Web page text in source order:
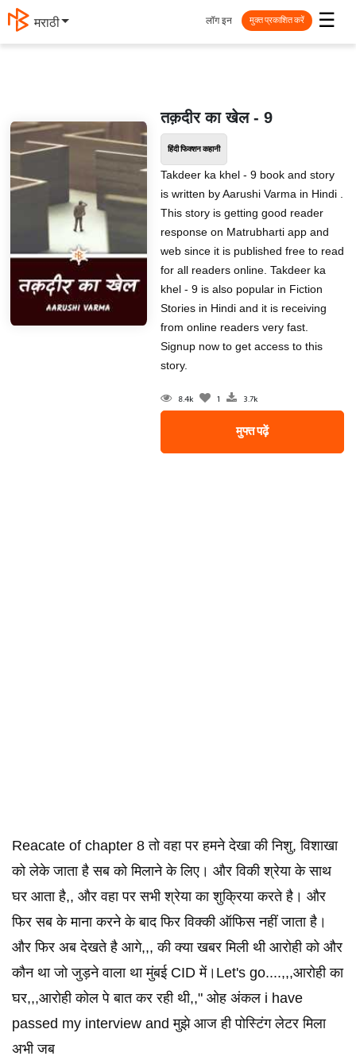
मराठी ☰
लॉग इन मुक्त प्रकाशित करें
तक़दीर का खेल - 9
हिंदी फिक्शन कहानी
Takdeer ka khel - 9 book and story
is written by Aarushi Varma in Hindi .
This story is getting good reader
response on Matrubharti app and
web since it is published free to read
for all readers online. Takdeer ka
khel - 9 is also popular in Fiction
Stories in Hindi and it is receiving
from online readers very fast.
Signup now to get access to this
story.
8.4k 1 3.7k
मुफ्त पढ़ें
Reacate of chapter 8 तो वहा पर हमने देखा की निशु, विशाखा
को लेके जाता है सब को मिलाने के लिए। और विकी श्रेया के साथ
घर आता है,, और वहा पर सभी श्रेया का शुक्रिया करते है। और
फिर सब के माना करने के बाद फिर विक्की ऑफिस नहीं जाता है।
और फिर अब देखते है आगे,,, की क्या खबर मिली थी आरोही को और
कौन था जो जुड़ने वाला था मुंबई CID में।Let's go....,,,आरोही का
घर,,,आरोही कोल पे बात कर रही थी,," ओह अंकल i have
passed my interview and मुझे आज ही पोस्टिंग लेटर मिला
अभी जब